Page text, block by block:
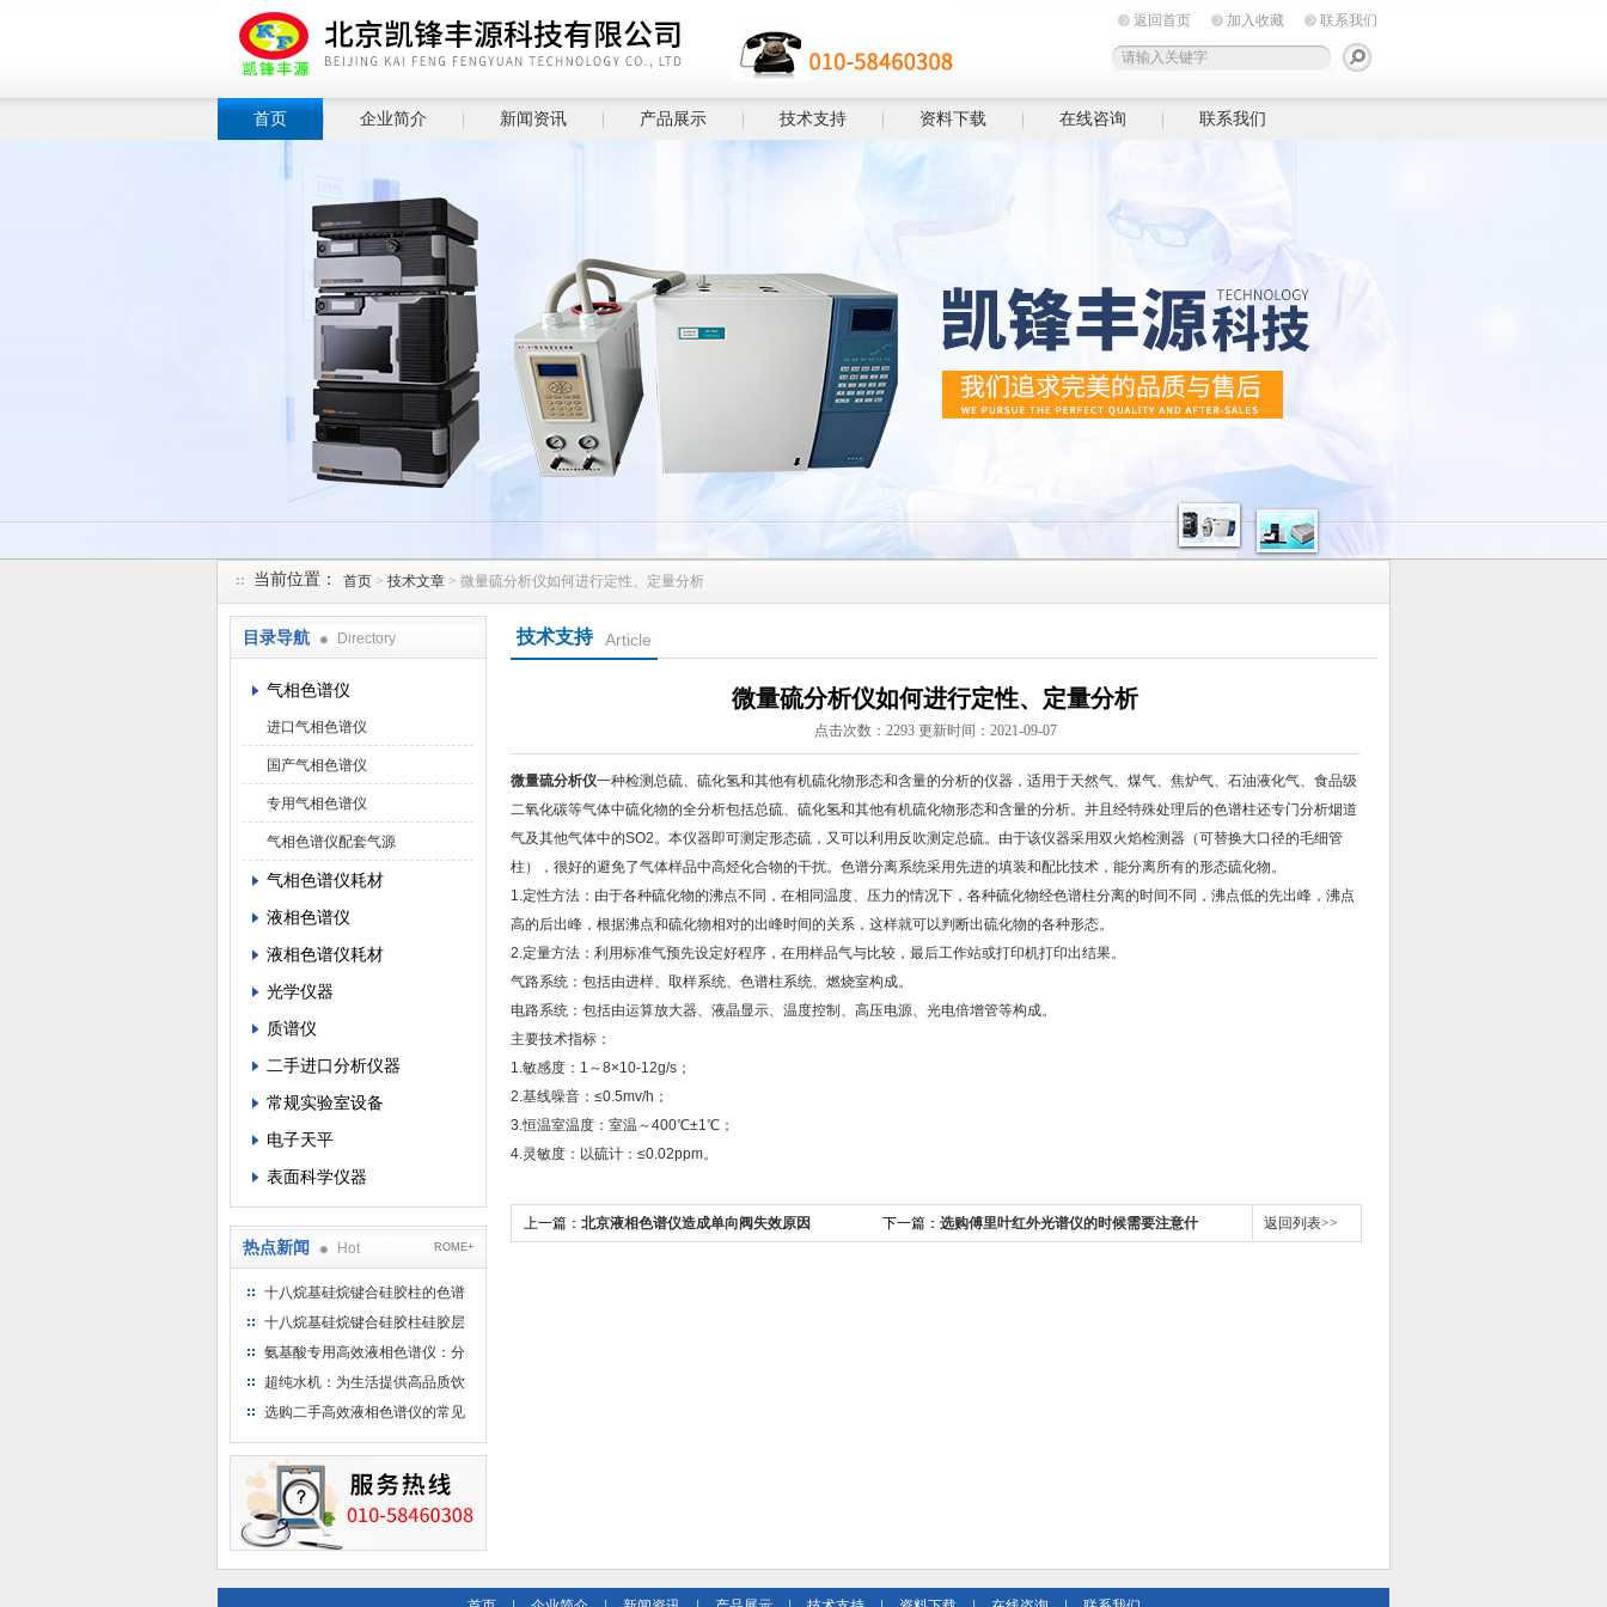
返回首页 加入收藏 联系我们
首页 企业简介 新闻资讯 产品展示 技术支持 资料下载 在线咨询 联系我们
当前位置： 首页 > 技术文章 > 微量硫分析仪如何进行定性、定量分析
目录导航 Directory
气相色谱仪
进口气相色谱仪
国产气相色谱仪
专用气相色谱仪
气相色谱仪配套气源
气相色谱仪耗材
液相色谱仪
液相色谱仪耗材
光学仪器
质谱仪
二手进口分析仪器
常规实验室设备
电子天平
表面科学仪器
热点新闻 Hot ROME+
十八烷基硅烷键合硅胶柱的色谱
方法浅述
十八烷基硅烷键合硅胶柱硅胶层
析时如何装柱
氨基酸专用高效液相色谱仪：分
析氨基酸的仪器
超纯水机：为生活提供高品质饮
用水
选购二手高效液相色谱仪的常见
技术支持 Article
微量硫分析仪如何进行定性、定量分析
点击次数：2293 更新时间：2021-09-07
微量硫分析仪一种检测总硫、硫化氢和其他有机硫化物形态和含量的分析的仪器，适用于天然气、煤气、焦炉气、石油液化气、食品级
二氧化碳等气体中硫化物的全分析包括总硫、硫化氢和其他有机硫化物形态和含量的分析。并且经特殊处理后的色谱柱还专门分析烟道
气及其他气体中的SO2。本仪器即可测定形态硫，又可以利用反吹测定总硫。由于该仪器采用双火焰检测器（可替换大口径的毛细管
柱），很好的避免了气体样品中高烃化合物的干扰。色谱分离系统采用先进的填装和配比技术，能分离所有的形态硫化物。
1.定性方法：由于各种硫化物的沸点不同，在相同温度、压力的情况下，各种硫化物经色谱柱分离的时间不同，沸点低的先出峰，沸点
高的后出峰，根据沸点和硫化物相对的出峰时间的关系，这样就可以判断出硫化物的各种形态。
2.定量方法：利用标准气预先设定好程序，在用样品气与比较，最后工作站或打印机打印出结果。
气路系统：包括由进样、取样系统、色谱柱系统、燃烧室构成。
电路系统：包括由运算放大器、液晶显示、温度控制、高压电源、光电倍增管等构成。
主要技术指标：
1.敏感度：1～8×10-12g/s；
2.基线噪音：≤0.5mv/h；
3.恒温室温度：室温～400℃±1℃；
4.灵敏度：以硫计：≤0.02ppm。
上一篇： 北京液相色谱仪造成单向阀失效原因 下一篇： 选购傅里叶红外光谱仪的时候需要注意什 返回列表>>